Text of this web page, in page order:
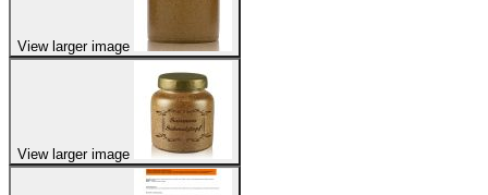
View larger image
View larger image